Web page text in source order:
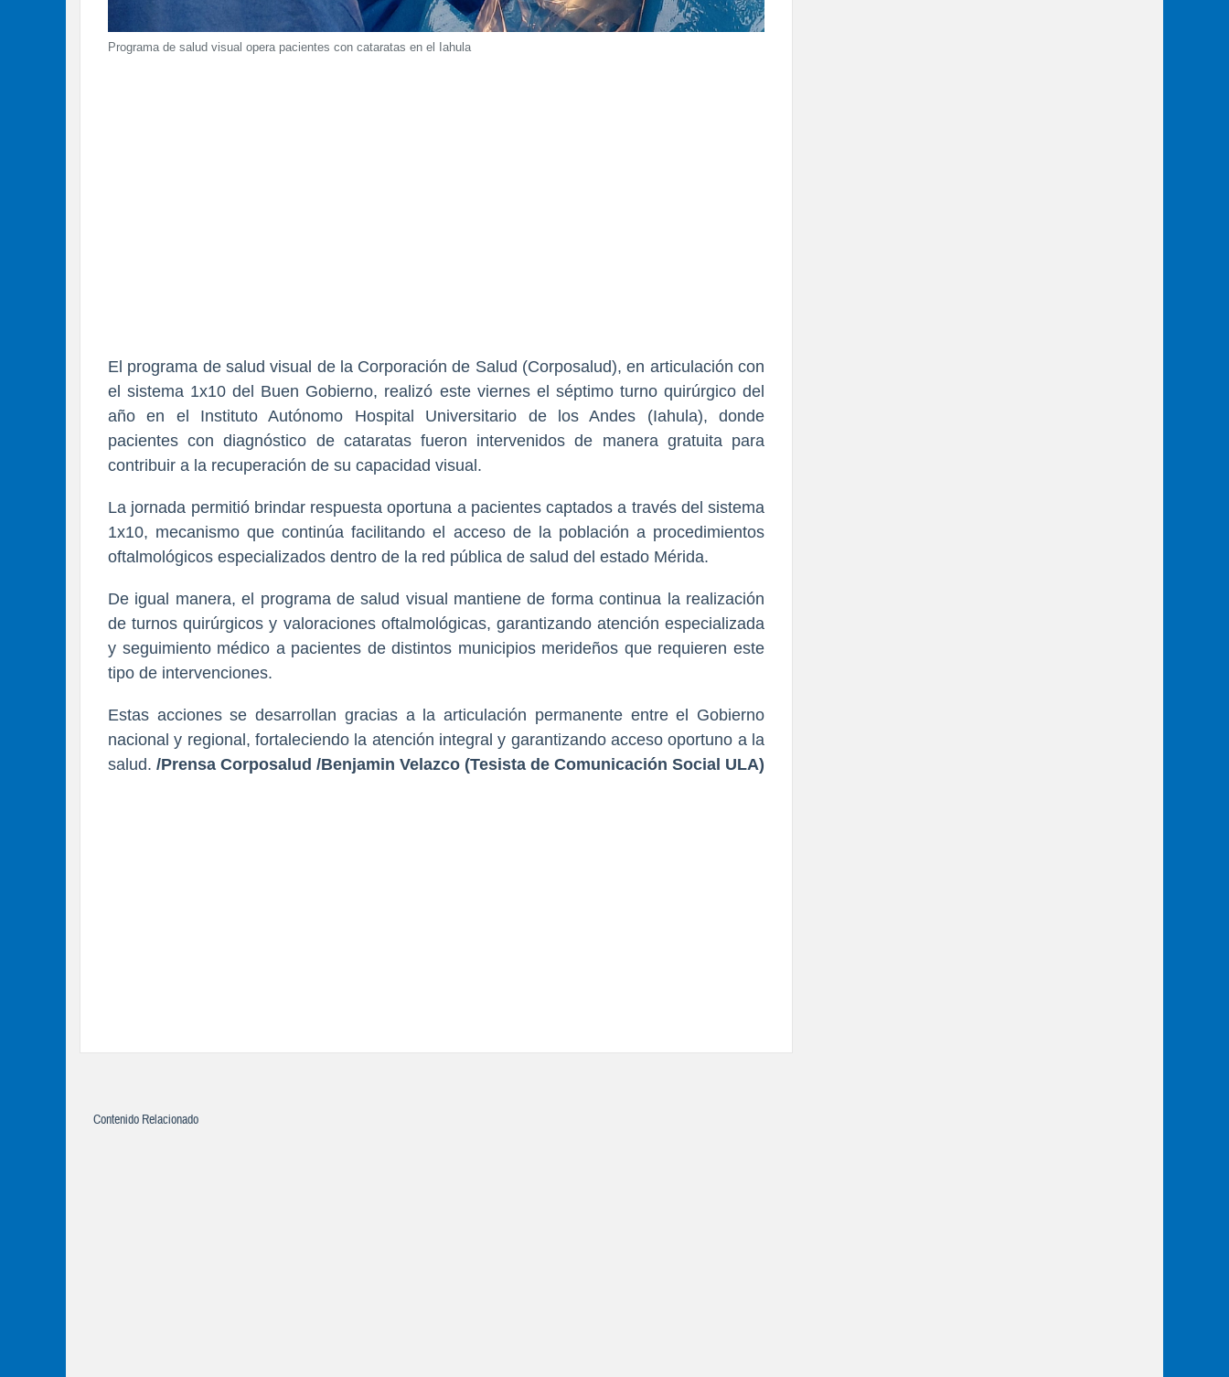
Programa de salud visual opera pacientes con cataratas en el Iahula
El programa de salud visual de la Corporación de Salud (Corposalud), en articulación con
el sistema 1x10 del Buen Gobierno, realizó este viernes el séptimo turno quirúrgico del
año en el Instituto Autónomo Hospital Universitario de los Andes (Iahula), donde
pacientes con diagnóstico de cataratas fueron intervenidos de manera gratuita para
contribuir a la recuperación de su capacidad visual.
La jornada permitió brindar respuesta oportuna a pacientes captados a través del sistema
1x10, mecanismo que continúa facilitando el acceso de la población a procedimientos
oftalmológicos especializados dentro de la red pública de salud del estado Mérida.
De igual manera, el programa de salud visual mantiene de forma continua la realización
de turnos quirúrgicos y valoraciones oftalmológicas, garantizando atención especializada
y seguimiento médico a pacientes de distintos municipios merideños que requieren este
tipo de intervenciones.
Estas acciones se desarrollan gracias a la articulación permanente entre el Gobierno
nacional y regional, fortaleciendo la atención integral y garantizando acceso oportuno a la
salud. /Prensa Corposalud /Benjamin Velazco (Tesista de Comunicación Social ULA)
Contenido Relacionado